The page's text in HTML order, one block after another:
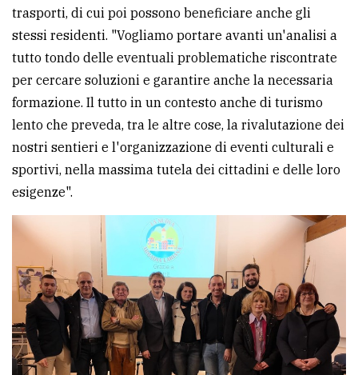
trasporti, di cui poi possono beneficiare anche gli
stessi residenti. "Vogliamo portare avanti un'analisi a
tutto tondo delle eventuali problematiche riscontrate
per cercare soluzioni e garantire anche la necessaria
formazione. Il tutto in un contesto anche di turismo
lento che preveda, tra le altre cose, la rivalutazione dei
nostri sentieri e l'organizzazione di eventi culturali e
sportivi, nella massima tutela dei cittadini e delle loro
esigenze".